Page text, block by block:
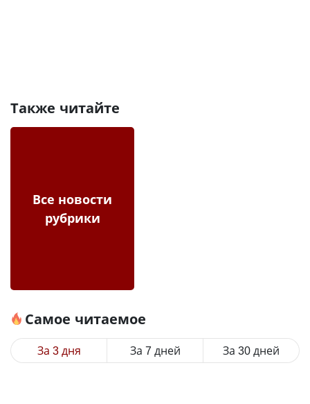
Также читайте
Все новости
рубрики
Самое читаемое
За 3 дня За 7 дней За 30 дней